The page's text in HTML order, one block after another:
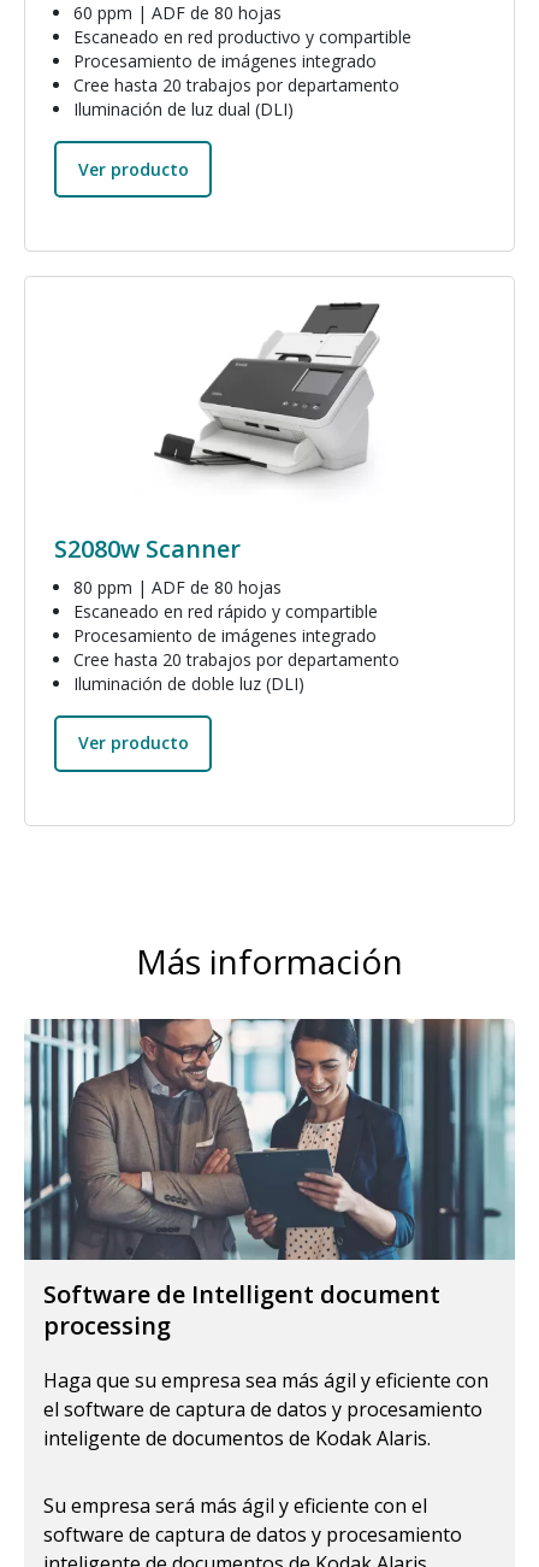
60 ppm | ADF de 80 hojas
Escaneado en red productivo y compartible
Procesamiento de imágenes integrado
Cree hasta 20 trabajos por departamento
Iluminación de luz dual (DLI)
Ver producto
S2080w Scanner
80 ppm | ADF de 80 hojas
Escaneado en red rápido y compartible
Procesamiento de imágenes integrado
Cree hasta 20 trabajos por departamento
Iluminación de doble luz (DLI)
Ver producto
Más información
Software de Intelligent document
processing
Haga que su empresa sea más ágil y eficiente con
el software de captura de datos y procesamiento
inteligente de documentos de Kodak Alaris.
Su empresa será más ágil y eficiente con el
software de captura de datos y procesamiento